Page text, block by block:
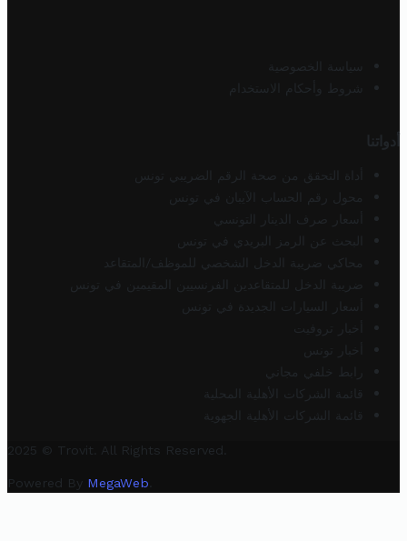
سياسة الخصوصية
شروط وأحكام الاستخدام
أدواتنا
أداة التحقق من صحة الرقم الضريبي تونس
محول رقم الحساب الآيبان في تونس
أسعار صرف الدينار التونسي
البحث عن الرمز البريدي في تونس
محاكي ضريبة الدخل الشخصي للموظف/المتقاعد
ضريبة الدخل للمتقاعدين الفرنسيين المقيمين في تونس
أسعار السيارات الجديدة في تونس
أخبار تروفيت
أخبار تونس
رابط خلفي مجاني
قائمة الشركات الأهلية المحلية
قائمة الشركات الأهلية الجهوية
2025 © Trovit. All Rights Reserved.
Powered By MegaWeb